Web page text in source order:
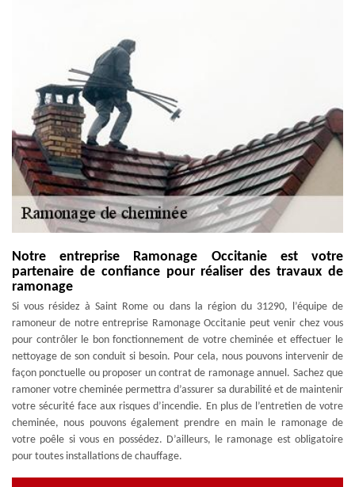
Notre entreprise Ramonage Occitanie est votre
partenaire de confiance pour réaliser des travaux de
ramonage
Si vous résidez à Saint Rome ou dans la région du 31290, l’équipe de
ramoneur de notre entreprise Ramonage Occitanie peut venir chez vous
pour contrôler le bon fonctionnement de votre cheminée et effectuer le
nettoyage de son conduit si besoin. Pour cela, nous pouvons intervenir de
façon ponctuelle ou proposer un contrat de ramonage annuel. Sachez que
ramoner votre cheminée permettra d’assurer sa durabilité et de maintenir
votre sécurité face aux risques d’incendie. En plus de l’entretien de votre
cheminée, nous pouvons également prendre en main le ramonage de
votre poêle si vous en possédez. D’ailleurs, le ramonage est obligatoire
pour toutes installations de chauffage.